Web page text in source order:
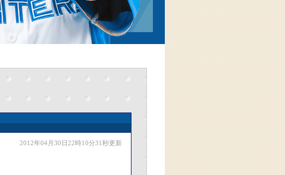
2012年04月30日22時10分31秒更新